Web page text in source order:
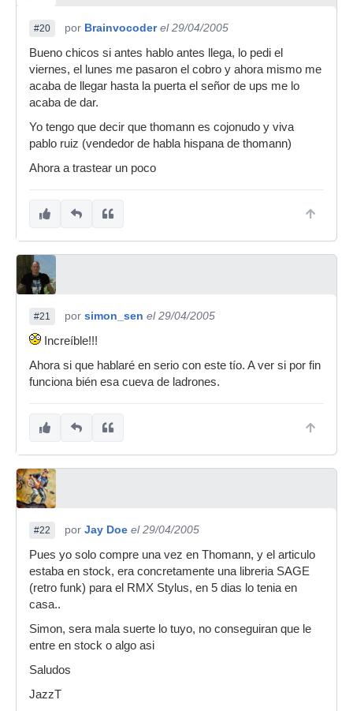
#20 por Brainvocoder el 29/04/2005
Bueno chicos si antes hablo antes llega, lo pedi el
viernes, el lunes me pasaron el cobro y ahora mismo me
acaba de llegar hasta la puerta el señor de ups me lo
acaba de dar.
Yo tengo que decir que thomann es cojonudo y viva
pablo ruiz (vendedor de habla hispana de thomann)
Ahora a trastear un poco
#21 por simon_sen el 29/04/2005
Increíble!!!
Ahora si que hablaré en serio con este tío. A ver si por fin
funciona bién esa cueva de ladrones.
#22 por Jay Doe el 29/04/2005
Pues yo solo compre una vez en Thomann, y el articulo
estaba en stock, era concretamente una libreria SAGE
(retro funk) para el RMX Stylus, en 5 dias lo tenia en
casa..
Simon, sera mala suerte lo tuyo, no conseguiran que le
entre en stock o algo asi
Saludos
JazzT